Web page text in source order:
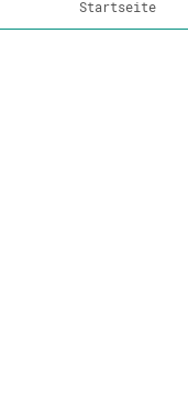
Startseite